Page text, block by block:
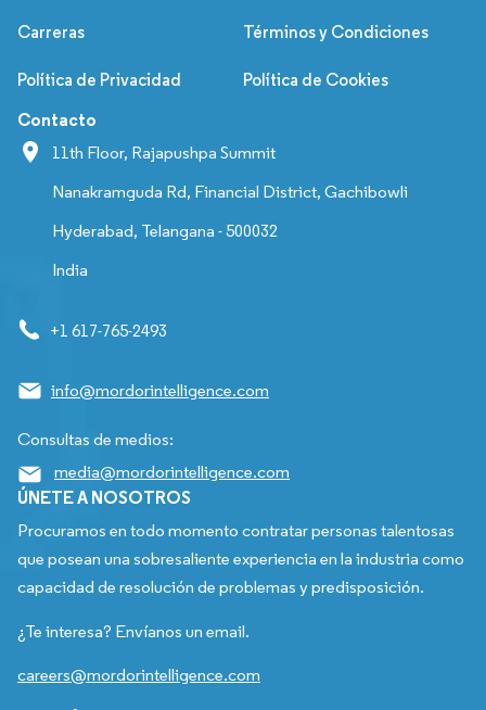
Carreras Términos y Condiciones
Política de Privacidad Política de Cookies
Contacto
11th Floor, Rajapushpa Summit
Nanakramguda Rd, Financial District, Gachibowli
Hyderabad, Telangana - 500032
India
+1 617-765-2493
info@mordorintelligence.com
Consultas de medios:
media@mordorintelligence.com
ÚNETE A NOSOTROS
Procuramos en todo momento contratar personas talentosas
que posean una sobresaliente experiencia en la industria como
capacidad de resolución de problemas y predisposición.
¿Te interesa? Envíanos un email.
careers@mordorintelligence.com